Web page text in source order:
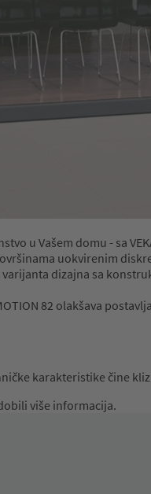
u Vašem domu - sa
uokvirenim
varijanta dizajna sa
82 olakšava
karakteristike čine
više informacija.